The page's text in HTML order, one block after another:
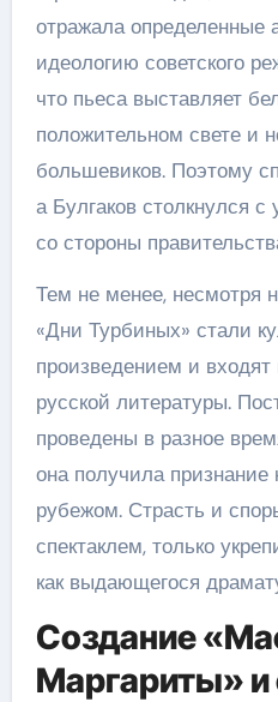
отражала определенные
идеологию советского
что пьеса выставляет
положительном свете и
большевиков. Поэтому
а Булгаков столкнулся
со стороны
Тем не менее, несмотря
«Дни Турбиных» стали
произведением и
русской литературы.
проведены в разное
она получила признание
рубежом. Страсть и
спектаклем, только
как выдающегося
Создание
Маргариты» и